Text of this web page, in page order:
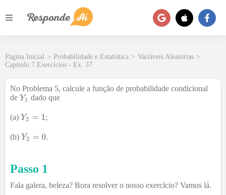
Página Inicial > Probabilidade e Estatística > Variáveis Aleatórias >
Capítulo 7.Exercícios - Ex. 37
No Problema 5, calcule a função de probabilidade condicional
de
dado que
(a) ;
(b) .
Passo 1
Fala galera, beleza? Bora resolver o nosso exercício? Vamos lá.